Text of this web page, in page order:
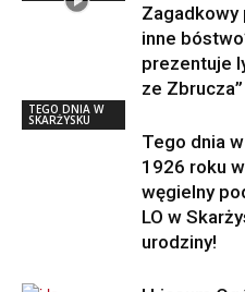
Zagadkowy
inne
prezentuje
ze Zbrucza”
TEGO DNIA W
SKARŻYSKU
Tego dnia
1926 roku
węgielny
LO w
urodziny!